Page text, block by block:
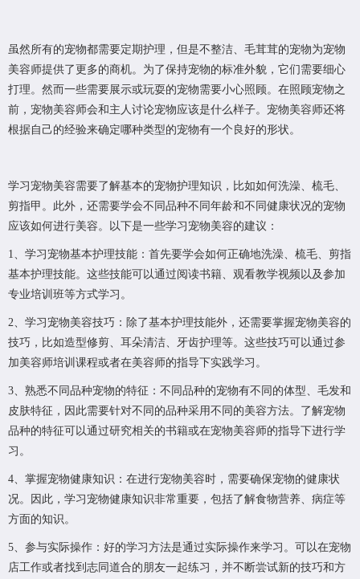
虽然所有的宠物都需要定期护理，但是不整洁、毛茸茸的宠物为宠物
美容师提供了更多的商机。为了保持宠物的标准外貌，它们需要细心
打理。然而一些需要展示或玩耍的宠物需要小心照顾。在照顾宠物之
前，宠物美容师会和主人讨论宠物应该是什么样子。宠物美容师还将
根据自己的经验来确定哪种类型的宠物有一个良好的形状。
学习宠物美容需要了解基本的宠物护理知识，比如如何洗澡、梳毛、
剪指甲。此外，还需要学会不同品种不同年龄和不同健康状况的宠物
应该如何进行美容。以下是一些学习宠物美容的建议：
1、学习宠物基本护理技能：首先要学会如何正确地洗澡、梳毛、剪指
基本护理技能。这些技能可以通过阅读书籍、观看教学视频以及参加
专业培训班等方式学习。
2、学习宠物美容技巧：除了基本护理技能外，还需要掌握宠物美容的
技巧，比如造型修剪、耳朵清洁、牙齿护理等。这些技巧可以通过参
加美容师培训课程或者在美容师的指导下实践学习。
3、熟悉不同品种宠物的特征：不同品种的宠物有不同的体型、毛发和
皮肤特征，因此需要针对不同的品种采用不同的美容方法。了解宠物
品种的特征可以通过研究相关的书籍或在宠物美容师的指导下进行学
习。
4、掌握宠物健康知识：在进行宠物美容时，需要确保宠物的健康状
况。因此，学习宠物健康知识非常重要，包括了解食物营养、病症等
方面的知识。
5、参与实际操作：好的学习方法是通过实际操作来学习。可以在宠物
店工作或者找到志同道合的朋友一起练习，并不断尝试新的技巧和方